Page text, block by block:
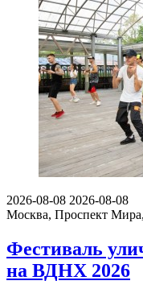
2026-08-08 2026-08-08
Москва, Проспект
Фестиваль
на ВДНХ 2026